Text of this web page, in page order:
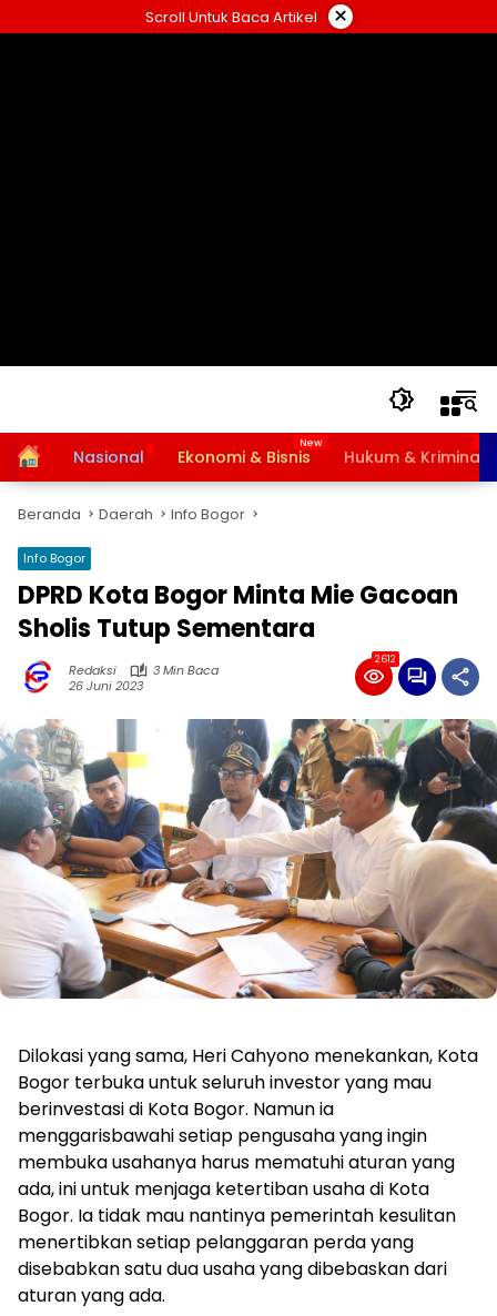
ke
Scroll Untuk Baca Artikel ×
HomeNasional Ekonomi & Bisnis Hukum & Kriminal
Beranda Daerah Info Bogor
Info Bogor
DPRD Kota Bogor Minta Mie Gacoan
Sholis Tutup Sementara
Redaksi
3 Min Baca
26 Juni 2023
2612
Dilokasi yang sama, Heri Cahyono menekankan, Kota
Bogor terbuka untuk seluruh investor yang mau
berinvestasi di Kota Bogor. Namun ia
menggarisbawahi setiap pengusaha yang ingin
membuka usahanya harus mematuhi aturan yang
ada, ini untuk menjaga ketertiban usaha di Kota
Bogor. Ia tidak mau nantinya pemerintah kesulitan
menertibkan setiap pelanggaran perda yang
disebabkan satu dua usaha yang dibebaskan dari
aturan yang ada.